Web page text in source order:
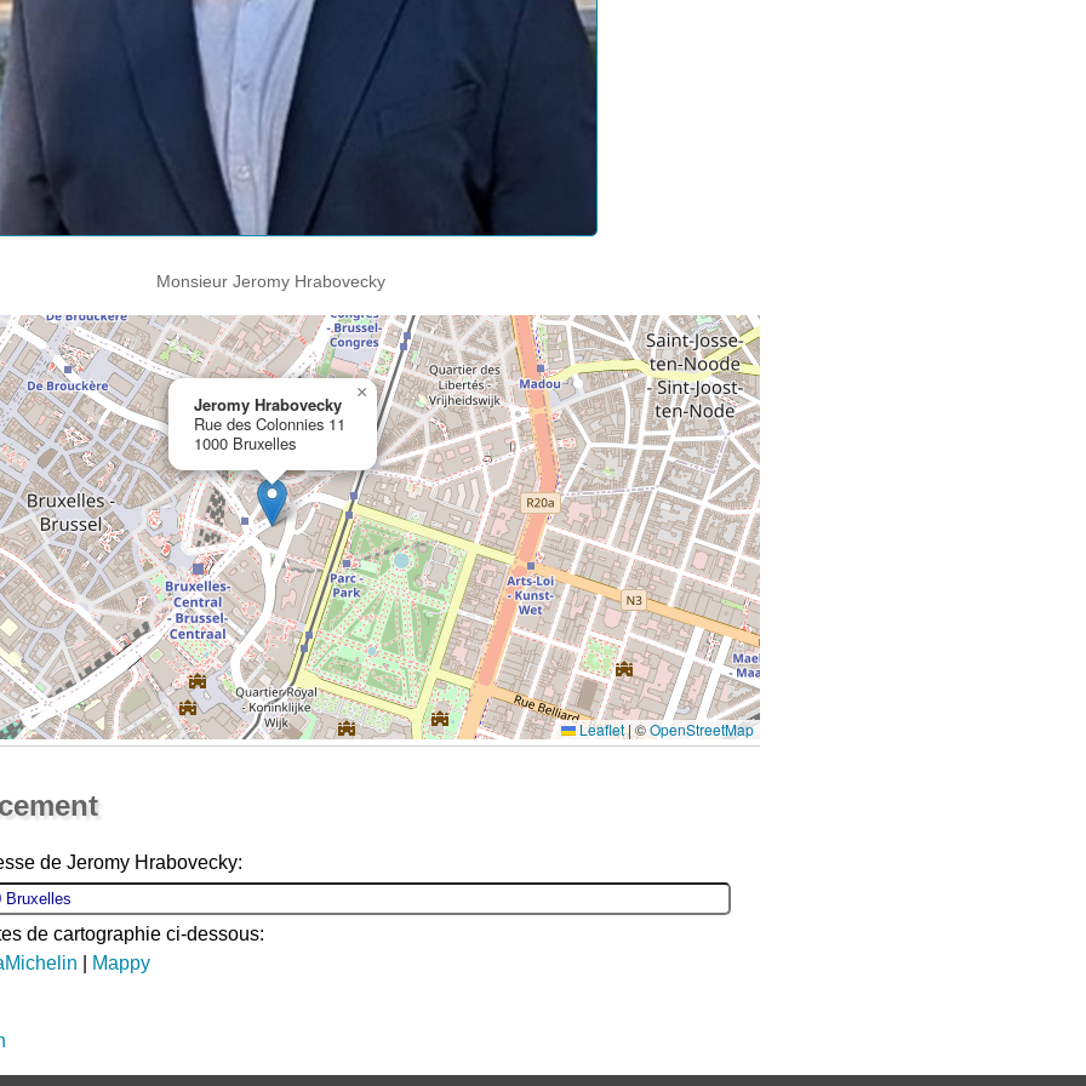
Monsieur Jeromy Hrabovecky
Jeromy Hrabovecky
Rue des Colonnies 11
1000 Bruxelles
×
Leaflet|©OpenStreetMap
de Jeromy Hrabovecky:
de cartographie ci-dessous:
Mappy